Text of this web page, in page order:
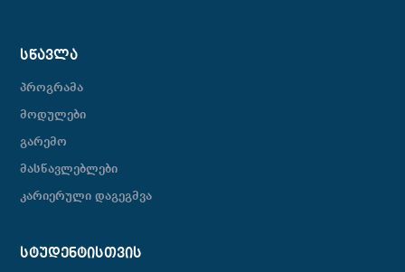
ᲡᲬᲐᲕᲚᲐ
პროგრამა
მოდულები
გარემო
მასწავლებლები
კარიერული დაგეგმვა
ᲡᲢᲣᲓᲔᲜᲢᲘᲡᲗᲕᲘᲡ